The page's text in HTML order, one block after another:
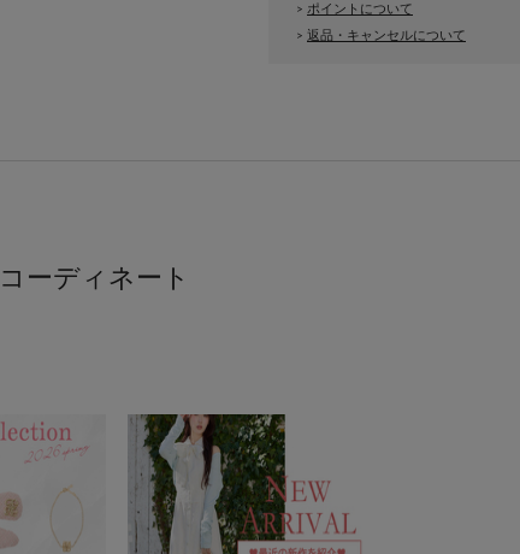
> ポイントについて
> 返品・キャンセルについて